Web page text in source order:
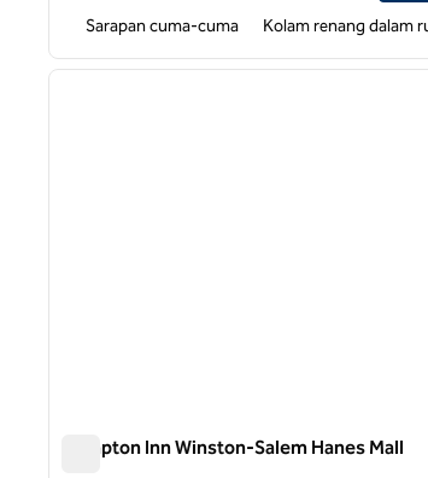
Sarapan cuma-cuma Kolam renang dalam
1 dari 12
Hampton Inn Winston-Salem Hanes Mall